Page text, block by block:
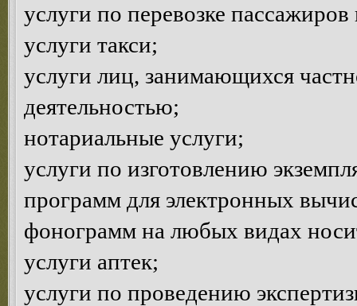
услуги по перевозке
услуги такси;
услуги лиц, занимающихся
деятельностью;
нотариальные услуги;
услуги по изготовлению
программ для электронных
фонограмм на любых видах
услуги аптек;
услуги по проведению